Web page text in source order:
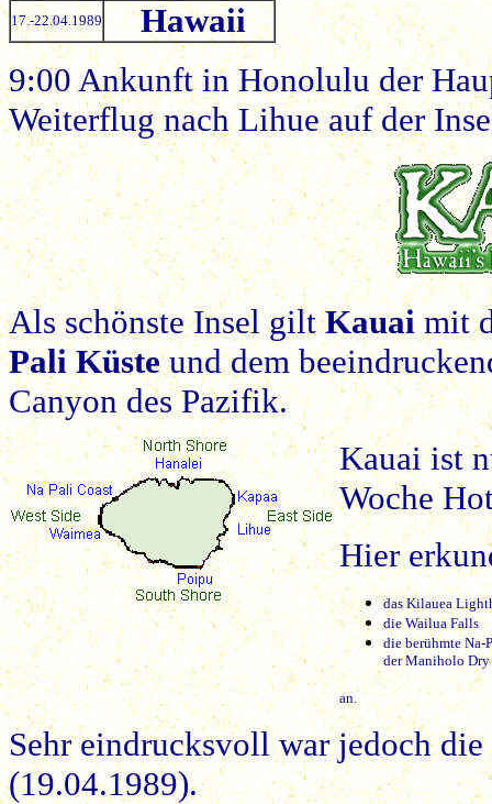
17.-22.04.1989
Hawaii
9:00 Ankunft in Honolulu der
Weiterflug nach Lihue auf der
Als schönste Insel giltKauaimit
Pali Küsteund dem
Canyon des Pazifik.
Kauai ist
Woche
Hier
das Kilauea
die Wailua Falls
die berühmte
der Maniholo Dry
an.
Sehr eindrucksvoll war jedoch
(19.04.1989).